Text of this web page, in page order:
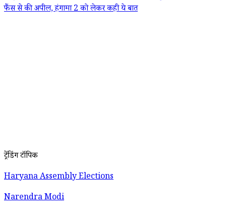
फैंस से की अपील, हंगामा 2 को लेकर कही ये बात
ट्रेंडिंग टॉपिक
Haryana Assembly Elections
Narendra Modi